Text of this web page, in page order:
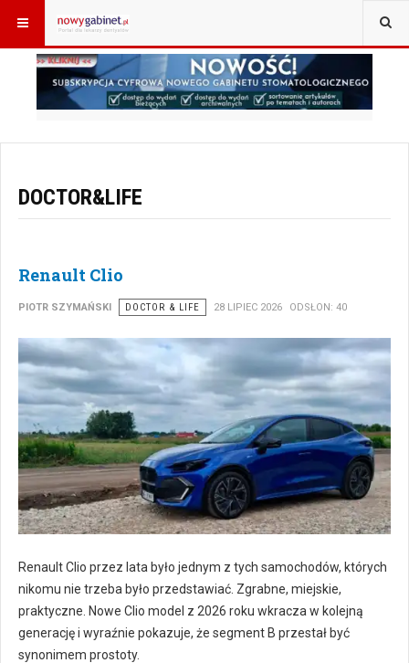
JESTEŚ TUTAJ: START
DOCTOR&LIFE
Renault Clio
PIOTR SZYMAŃSKI DOCTOR & LIFE 28 LIPIEC 2026 ODSŁON: 40
Renault Clio przez lata było jednym z tych samochodów, których
nikomu nie trzeba było przedstawiać. Zgrabne, miejskie,
praktyczne. Nowe Clio model z 2026 roku wkracza w kolejną
generację i wyraźnie pokazuje, że segment B przestał być
synonimem prostoty.